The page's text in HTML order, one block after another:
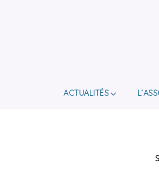
ACTUALITÉS